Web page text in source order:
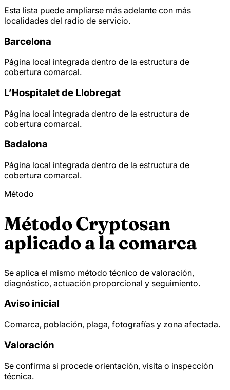
Esta lista puede ampliarse más adelante con más
localidades del radio de servicio.
Barcelona
Página local integrada dentro de la estructura de
cobertura comarcal.
L’Hospitalet de Llobregat
Página local integrada dentro de la estructura de
cobertura comarcal.
Badalona
Página local integrada dentro de la estructura de
cobertura comarcal.
Método
Método Cryptosan
aplicado a la comarca
Se aplica el mismo método técnico de valoración,
diagnóstico, actuación proporcional y seguimiento.
Aviso inicial
Comarca, población, plaga, fotografías y zona afectada.
Valoración
Se confirma si procede orientación, visita o inspección
técnica.